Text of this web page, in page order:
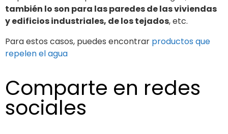
también lo son para las paredes de las viviendas
y edificios industriales, de los tejados, etc.
Para estos casos, puedes encontrar productos que
repelen el agua
Comparte en redes
sociales